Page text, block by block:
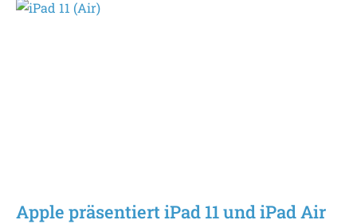
Apple präsentiert iPad 11 und iPad Air